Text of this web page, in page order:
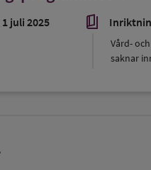
juli 2025 book_5
Vård-
saknar